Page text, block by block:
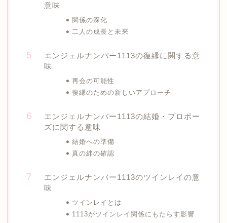
意味
関係の深化
二人の成長と未来
エンジェルナンバー1113の復縁に関する意
味
再会の可能性
復縁のための新しいアプローチ
エンジェルナンバー1113の結婚・プロポー
ズに関する意味
結婚への準備
真の絆の確認
エンジェルナンバー1113のツインレイの意
味
ツインレイとは
1113がツインレイ関係にもたらす影響